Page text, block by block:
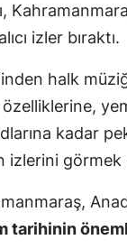
izler bıraktı.
halk
kadar
izlerini görmek
tarihinin